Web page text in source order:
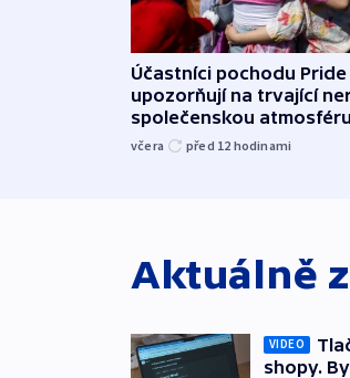
Účastníci pochodu Pride
upozorňují na trvající
společenskou atmosféru
včera před 12 hodinami
Aktuálně
VIDEO
shopy.